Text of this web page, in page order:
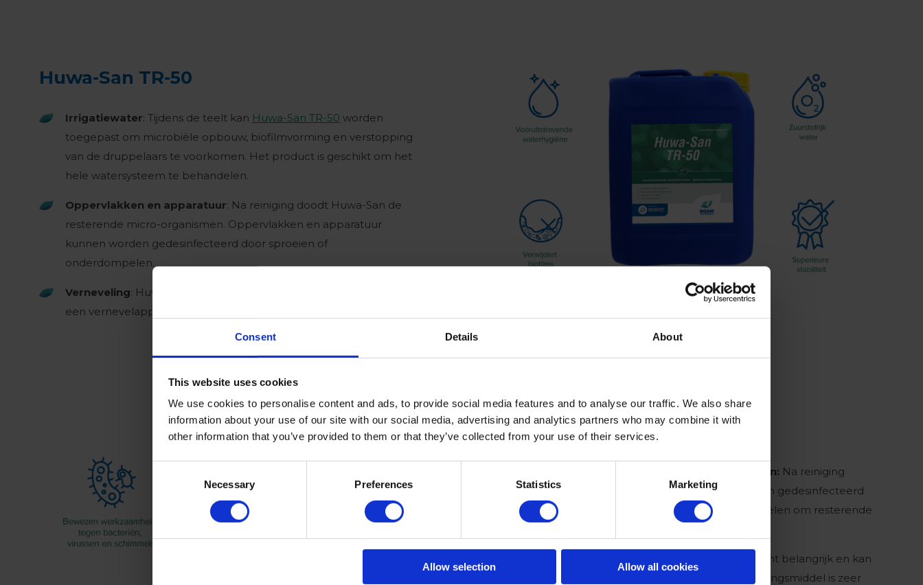
Consent Details About
This website uses cookies
We use cookies to personalise content and ads, to provide social media features and to analyse our traffic. We also share
information about your use of our site with our social media, advertising and analytics partners who may combine it with
other information that you’ve provided to them or that they’ve collected from your use of their services.
Necessary Preferences Statistics Marketing
Allow selection Allow all cookies
Huwa-San TR-50
Irrigatiewater: Tijdens de teelt kan Huwa-San TR-50 worden
toegepast om microbiële opbouw, biofilmvorming en verstopping
van de druppelaars te voorkomen. Het product is geschikt om het
hele watersysteem te behandelen.
Oppervlakken en apparatuur: Na reiniging doodt Huwa-San de
resterende micro-organismen. Oppervlakken en apparatuur
kunnen worden gedesinfecteerd door sproeien of
onderdompelen.
Verneveling: Huwa-San kan complete ruimtes desinfecteren via
een vernevelapparaat.
Virba-San
Apparatuur, gereedschap en oppervlakken: Na reiniging
kunnen apparatuur en oppervlakken worden gedesinfecteerd
met
door sproeien of onderdompelen om resterende
Ontsmetting van schoeisel is echt belangrijk en kan
gedaan worden met Virba-San. Dit ontsmettingsmiddel is zeer